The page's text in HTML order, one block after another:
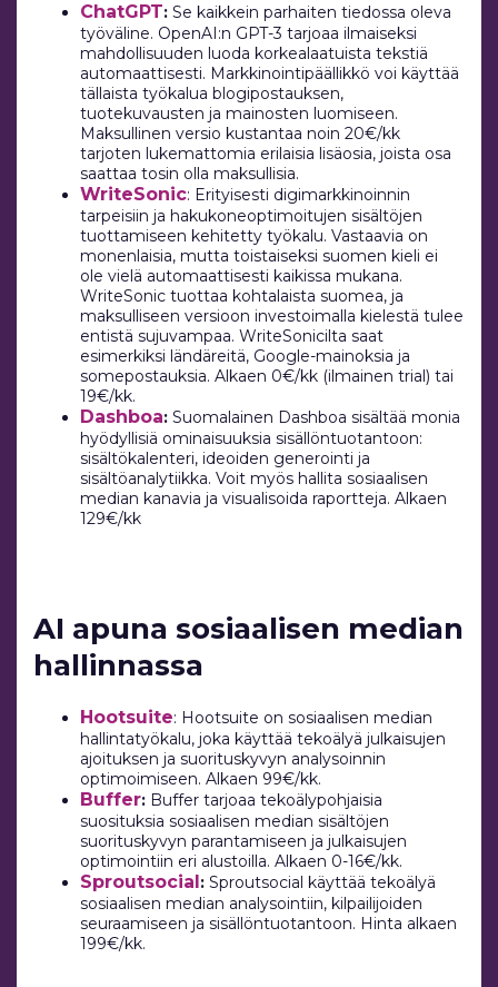
ChatGPT: Se kaikkein parhaiten tiedossa oleva
työväline. OpenAI:n GPT-3 tarjoaa ilmaiseksi
mahdollisuuden luoda korkealaatuista tekstiä
automaattisesti. Markkinointipäällikkö voi käyttää
tällaista työkalua blogipostauksen,
tuotekuvausten ja mainosten luomiseen.
Maksullinen versio kustantaa noin 20€/kk
tarjoten lukemattomia erilaisia lisäosia, joista osa
saattaa tosin olla maksullisia.
WriteSonic: Erityisesti digimarkkinoinnin
tarpeisiin ja hakukoneoptimoitujen sisältöjen
tuottamiseen kehitetty työkalu. Vastaavia on
monenlaisia, mutta toistaiseksi suomen kieli ei
ole vielä automaattisesti kaikissa mukana.
WriteSonic tuottaa kohtalaista suomea, ja
maksulliseen versioon investoimalla kielestä tulee
entistä sujuvampaa. WriteSonicilta saat
esimerkiksi ländäreitä, Google-mainoksia ja
somepostauksia. Alkaen 0€/kk (ilmainen trial) tai
19€/kk.
Dashboa: Suomalainen Dashboa sisältää monia
hyödyllisiä ominaisuuksia sisällöntuotantoon:
sisältökalenteri, ideoiden generointi ja
sisältöanalytiikka. Voit myös hallita sosiaalisen
median kanavia ja visualisoida raportteja. Alkaen
129€/kk
AI apuna sosiaalisen median
hallinnassa
Hootsuite: Hootsuite on sosiaalisen median
hallintatyökalu, joka käyttää tekoälyä julkaisujen
ajoituksen ja suorituskyvyn analysoinnin
optimoimiseen. Alkaen 99€/kk.
Buffer: Buffer tarjoaa tekoälypohjaisia
suosituksia sosiaalisen median sisältöjen
suorituskyvyn parantamiseen ja julkaisujen
optimointiin eri alustoilla. Alkaen 0-16€/kk.
Sproutsocial: Sproutsocial käyttää tekoälyä
sosiaalisen median analysointiin, kilpailijoiden
seuraamiseen ja sisällöntuotantoon. Hinta alkaen
199€/kk.